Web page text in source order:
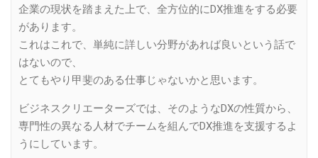
企業の現状を踏まえた上で、全方位的にDX推進をする必要
があります。
これはこれで、単純に詳しい分野があれば良いという話で
はないので、
とてもやり甲斐のある仕事じゃないかと思います。
ビジネスクリエーターズでは、そのようなDXの性質から、
専門性の異なる人材でチームを組んでDX推進を支援するよ
うにしています。